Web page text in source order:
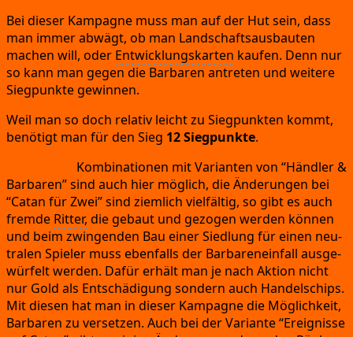
Bei die­ser Kam­pa­gne muss man auf der Hut sein, dass
man immer abwägt, ob man Land­schafts­aus­bau­ten
machen will, oder Ent­wick­lungs­kar­ten kau­fen. Denn nur
so kann man gegen die Bar­ba­ren antre­ten und wei­te­re
Sieg­punk­te gewinnen.
Weil man so doch rela­tiv leicht zu Sieg­punk­ten kommt,
benö­tigt man für den Sieg 12 Sieg­punk­te.
Kom­bi­na­tio­nen mit Vari­an­ten von “Händ­ler&
Bar­ba­ren”sind auch hier mög­lich, die Ände­run­gen bei
“Catan für Zwei”sind ziem­lich viel­fäl­tig, so gibt es auch
frem­de Rit­ter, die gebaut und gezo­gen wer­den kön­nen
und beim zwin­gen­den Bau einer Sied­lung für einen neu­
tra­len Spie­ler muss eben­falls der Bar­ba­ren­ein­fall aus­ge­
wür­felt wer­den. Dafür erhält man je nach Akti­on nicht
nur Gold als Ent­schä­di­gung son­dern auch Han­del­s­chips.
Mit die­sen hat man in die­ser Kam­pa­gne die Mög­lich­keit,
Bar­ba­ren zu ver­set­zen. Auch bei der Vari­an­te“Ereig­nis­se